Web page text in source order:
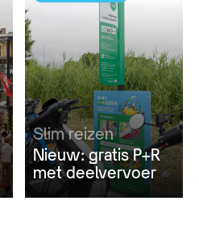
Slim reizen
Nieuw: gratis P+R
met deelvervoer